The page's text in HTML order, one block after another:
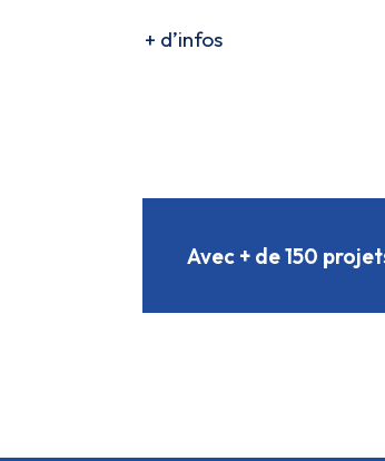
+ d’infos
Avec + de 150